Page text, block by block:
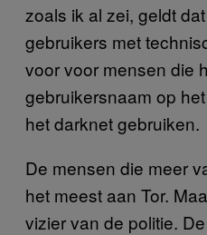
zoals ik al zei, geldt
gebruikers met
voor voor mensen die
gebruikersnaam op
het darknet gebruiken.
De mensen die meer
het meest aan Tor.
vizier van de politie.